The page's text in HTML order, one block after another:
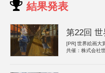
結果発表
第22回
[PR] 世界絵画大
共催：株式会社